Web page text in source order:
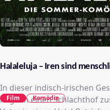
Halaleluja – Iren sind
In dieser indisch-irischen
Ragdan einen Schlachthof
Film Komödie